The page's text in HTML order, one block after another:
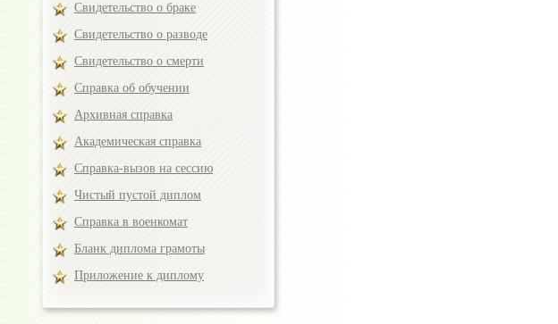
Свидетельство о браке
Свидетельство о разводе
Свидетельство о смерти
Справка об обучении
Архивная справка
Академическая справка
Справка-вызов на сессию
Чистый пустой диплом
Справка в военкомат
Бланк диплома грамоты
Приложение к диплому